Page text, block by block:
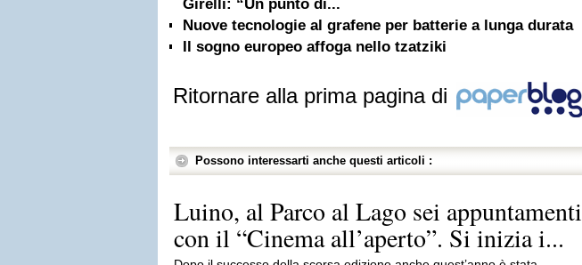
Girelli: “Un punto di...
Nuove tecnologie al grafene per batterie a lunga durata
Il sogno europeo affoga nello tzatziki
Ritornare alla prima pagina di
Possono interessarti anche questi articoli :
Luino, al Parco al Lago sei appuntamenti
con il “Cinema all’aperto”. Si inizia i...